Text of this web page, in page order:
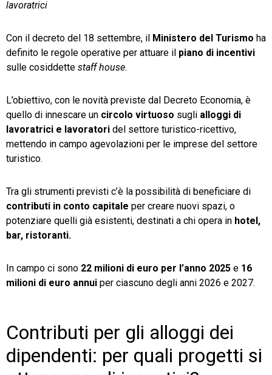
lavoratrici
Con il decreto del 18 settembre, il Ministero del Turismo ha
definito le regole operative per attuare il piano di incentivi
sulle cosiddette staff house.
L’obiettivo, con le novità previste dal Decreto Economia, è
quello di innescare un circolo virtuoso sugli alloggi di
lavoratrici e lavoratori del settore turistico-ricettivo,
mettendo in campo agevolazioni per le imprese del settore
turistico.
Tra gli strumenti previsti c’è la possibilità di beneficiare di
contributi in conto capitale per creare nuovi spazi, o
potenziare quelli già esistenti, destinati a chi opera in hotel,
bar, ristoranti.
In campo ci sono 22 milioni di euro per l’anno 2025 e 16
milioni di euro annui per ciascuno degli anni 2026 e 2027.
Contributi per gli alloggi dei
dipendenti: per quali progetti si